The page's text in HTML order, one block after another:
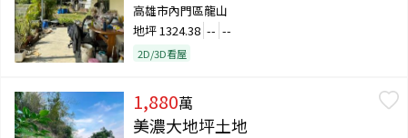
高雄市內門區龍山
地坪 1324.38 -- --
2D/3D看屋
1,880萬
美濃大地坪土地